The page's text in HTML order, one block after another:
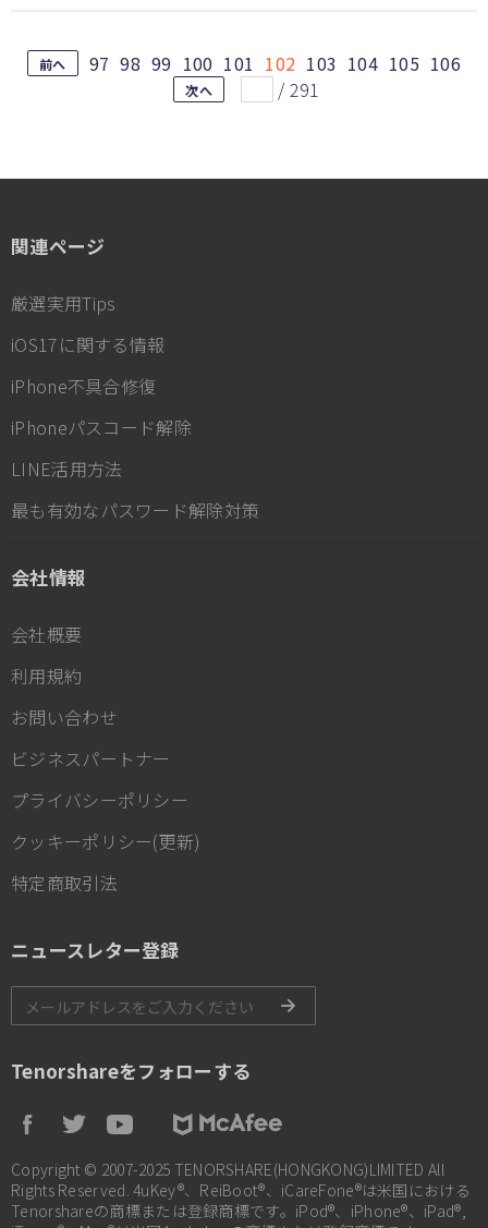
前へ 97 98 99 100 101 102 103 104 105 106
次へ / 291
関連ページ
厳選実用Tips
iOS17に関する情報
iPhone不具合修復
iPhoneパスコード解除
LINE活用方法
最も有効なパスワード解除対策
会社情報
会社概要
利用規約
お問い合わせ
ビジネスパートナー
プライバシーポリシー
クッキーポリシー(更新)
特定商取引法
ニュースレター登録
Tenorshareをフォローする
Copyright © 2007-2025 TENORSHARE(HONGKONG)LIMITED All
Rights Reserved. 4uKey®、ReiBoot®、iCareFone®は米国における
Tenorshareの商標または登録商標です。iPod®、iPhone®、iPad®,